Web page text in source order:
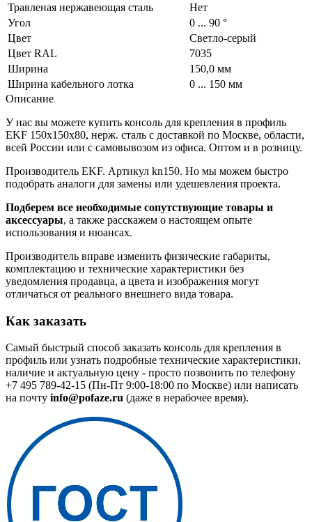
Травленая нержавеющая сталь
Нет
Угол
0 ... 90 °
Цвет
Светло-серый
Цвет RAL
7035
Ширина
150,0 мм
Ширина кабельного лотка
0 ... 150 мм
Описание
У нас вы можете купить консоль для крепления в профиль
EKF 150х150х80, нерж. сталь с доставкой по Москве, области,
всей России или с самовывозом из офиса. Оптом и в розницу.
Производитель EKF. Артикул kn150. Но мы можем быстро
подобрать аналоги для замены или удешевления проекта.
Подберем все необходимые сопутствующие товары и
аксессуары, а также расскажем о настоящем опыте
использования и нюансах.
Производитель вправе изменить физические габариты,
комплектацию и технические характеристики без
уведомления продавца, а цвета и изображения могут
отличаться от реального внешнего вида товара.
Как заказать
Самый быстрый способ заказать консоль для крепления в
профиль или узнать подробные технические характеристики,
наличие и актуальную цену - просто позвонить по телефону
+7 495 789-42-15 (Пн-Пт 9:00-18:00 по Москве) или написать
на почту info@pofaze.ru (даже в нерабочее время).